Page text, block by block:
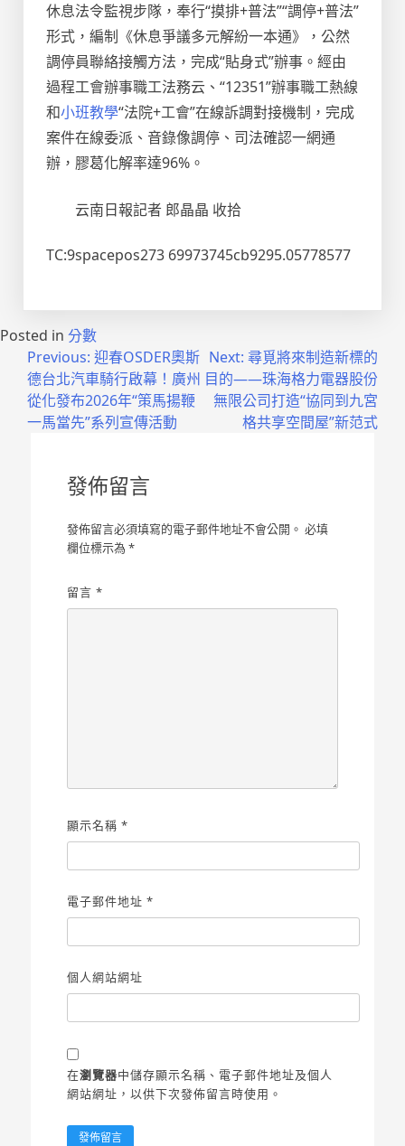
休息法令監視步隊，奉行“摸排+普法”“調停+普法”
形式，編制《休息爭議多元解紛一本通》，公然
調停員聯絡接觸方法，完成“貼身式”辦事。經由
過程工會辦事職工法務云、“12351”辦事職工熱線
和小班教學“法院+工會”在線訴調對接機制，完成
案件在線委派、音錄像調停、司法確認一網通
辦，膠葛化解率達96%。
云南日報記者 郎晶晶 收拾
TC:9spacepos273 69973745cb9295.05778577
Posted in 分數
Previous: 迎春OSDER奧斯
德台北汽車騎行啟幕！廣州
從化發布2026年“策馬揚鞭
一馬當先”系列宣傳活動
Next: 尋覓將來制造新標的
目的——珠海格力電器股份
無限公司打造“協同到九宮
格共享空間屋”新范式
發佈留言
發佈留言必須填寫的電子郵件地址不會公開。 必填
欄位標示為*
留言*
顯示名稱*
電子郵件地址*
個人網站網址
在瀏覽器中儲存顯示名稱、電子郵件地址及個人
網站網址，以供下次發佈留言時使用。